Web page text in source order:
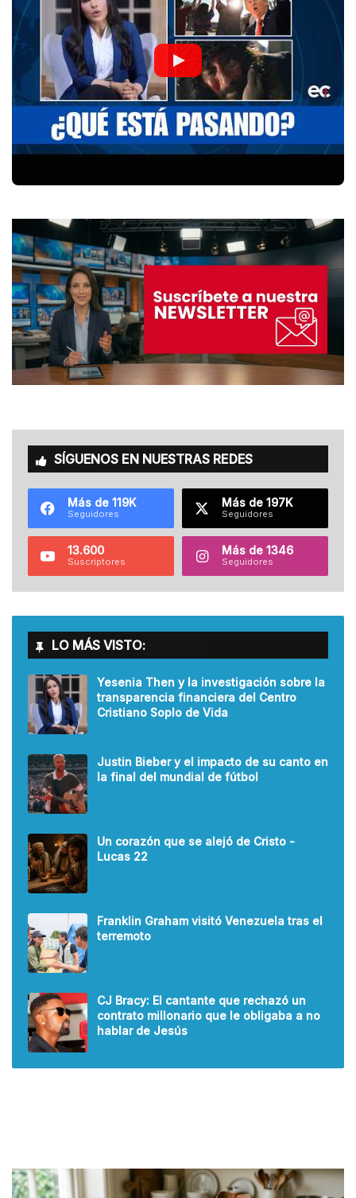
SÍGUENOS EN NUESTRAS REDES
Más de 119K
Seguidores
Más de 197K
Seguidores
13.600
Suscriptores
Más de 1346
Seguidores
LO MÁS VISTO:
Yesenia Then y la investigación sobre la
transparencia financiera del Centro
Cristiano Soplo de Vida
Justin Bieber y el impacto de su canto en
la final del mundial de fútbol
Un corazón que se alejó de Cristo -
Lucas 22
Franklin Graham visitó Venezuela tras el
terremoto
CJ Bracy: El cantante que rechazó un
contrato millonario que le obligaba a no
hablar de Jesús